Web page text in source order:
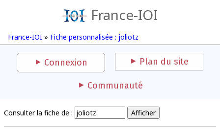
France-IOI
France-IOI » Fiche personnalisée : joliotz
Connexion Plan du site
Communauté
Consulter la fiche de :